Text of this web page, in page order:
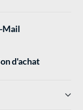
Mail
d'achat